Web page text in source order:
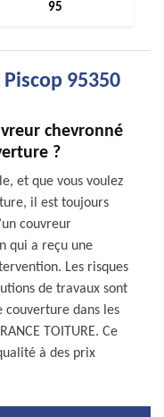
95
95350
chevronné
?
et que vous voulez
il est toujours
couvreur
qui a reçu une
Les risques
de travaux sont
couverture dans les
TOITURE. Ce
à des prix